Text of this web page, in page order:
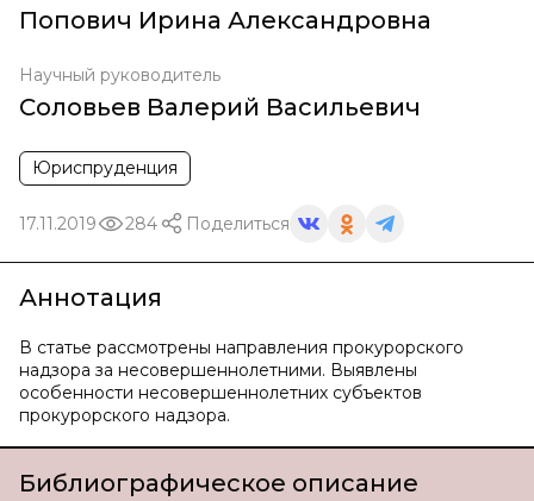
Попович Ирина Александровна
Научный руководитель
Соловьев Валерий Васильевич
Юриспруденция
17.11.2019 284 Поделиться
Аннотация
В статье рассмотрены направления прокурорского
надзора за несовершеннолетними. Выявлены
особенности несовершеннолетних субъектов
прокурорского надзора.
Библиографическое описание